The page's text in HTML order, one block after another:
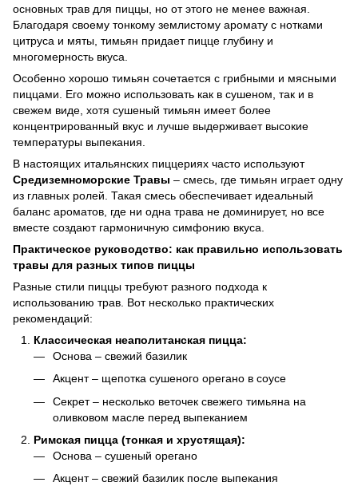
основных трав для пиццы, но от этого не менее важная.
Благодаря своему тонкому землистому аромату с нотками
цитруса и мяты, тимьян придает пицце глубину и
многомерность вкуса.
Особенно хорошо тимьян сочетается с грибными и мясными
пиццами. Его можно использовать как в сушеном, так и в
свежем виде, хотя сушеный тимьян имеет более
концентрированный вкус и лучше выдерживает высокие
температуры выпекания.
В настоящих итальянских пиццериях часто используют
Средиземноморские Травы – смесь, где тимьян играет одну
из главных ролей. Такая смесь обеспечивает идеальный
баланс ароматов, где ни одна трава не доминирует, но все
вместе создают гармоничную симфонию вкуса.
Практическое руководство: как правильно использовать
травы для разных типов пиццы
Разные стили пиццы требуют разного подхода к
использованию трав. Вот несколько практических
рекомендаций:
Классическая неаполитанская пицца:
Основа – свежий базилик
Акцент – щепотка сушеного орегано в соусе
Секрет – несколько веточек свежего тимьяна на
оливковом масле перед выпеканием
Римская пицца (тонкая и хрустящая):
Основа – сушеный орегано
Акцент – свежий базилик после выпекания